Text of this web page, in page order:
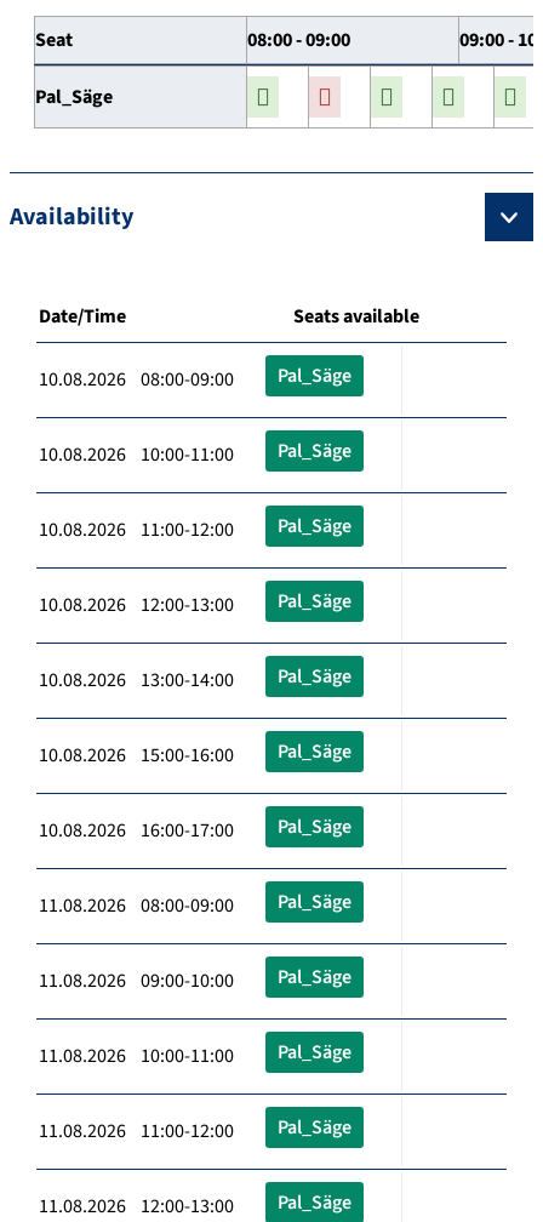
Seat 08:00 - 09:00 09:00 -
Pal_Säge
Availability
Date/Time Seats available
10.08.2026 08:00-09:00 Pal_Säge
10.08.2026 10:00-11:00 Pal_Säge
10.08.2026 11:00-12:00 Pal_Säge
10.08.2026 12:00-13:00 Pal_Säge
10.08.2026 13:00-14:00 Pal_Säge
10.08.2026 15:00-16:00 Pal_Säge
10.08.2026 16:00-17:00 Pal_Säge
11.08.2026 08:00-09:00 Pal_Säge
11.08.2026 09:00-10:00 Pal_Säge
11.08.2026 10:00-11:00 Pal_Säge
11.08.2026 11:00-12:00 Pal_Säge
11.08.2026 12:00-13:00 Pal_Säge